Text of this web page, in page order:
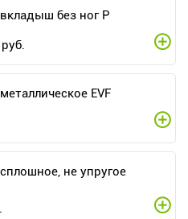
без ног P
руб.
EVF
не упругое